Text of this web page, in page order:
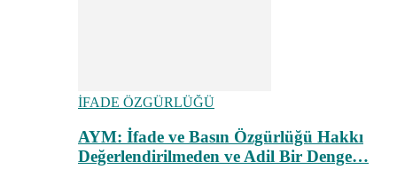
İFADE ÖZGÜRLÜĞÜ
AYM: İfade ve Basın Özgürlüğü Hakkı
Değerlendirilmeden ve Adil Bir Denge…